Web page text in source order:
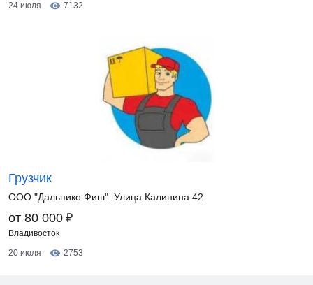
24 июля
7132
Грузчик
ООО "Дальпико Фиш". Улица Калинина 42
от 80 000 ₽
Владивосток
20 июля
2753